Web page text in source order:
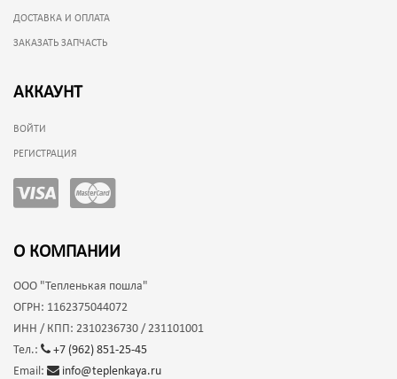
ДОСТАВКА И ОПЛАТА
ЗАКАЗАТЬ ЗАПЧАСТЬ
АККАУНТ
ВОЙТИ
РЕГИСТРАЦИЯ
О КОМПАНИИ
ООО "Тепленькая пошла"
ОГРН: 1162375044072
ИНН / КПП: 2310236730 / 231101001
Тел.:
+7 (962) 851-25-45
Email:
info@teplenkaya.ru